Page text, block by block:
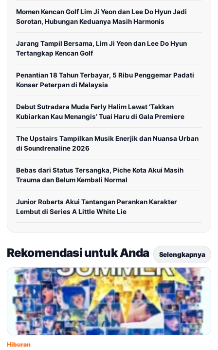
Momen Kencan Golf Lim Ji Yeon dan Lee Do Hyun Jadi
Sorotan, Hubungan Keduanya Masih Harmonis
Jarang Tampil Bersama, Lim Ji Yeon dan Lee Do Hyun
Tertangkap Kencan Golf
Penantian 18 Tahun Terbayar, 5 Ribu Penggemar Padati
Konser Peterpan di Malaysia
Debut Sutradara Muda Ferly Halim Lewat ‘Takkan
Kubiarkan Kau Menangis’ Tuai Haru di Gala Premiere
The Upstairs Tampilkan Musik Enerjik dan Nuansa Urban
di Soundrenaline 2026
Bebas dari Status Tersangka, Piche Kota Akui Masih
Trauma dan Belum Kembali Normal
Junior Roberts Akui Tantangan Perankan Karakter
Lembut di Series A Little White Lie
Rekomendasi untuk Anda Selengkapnya
Hiburan